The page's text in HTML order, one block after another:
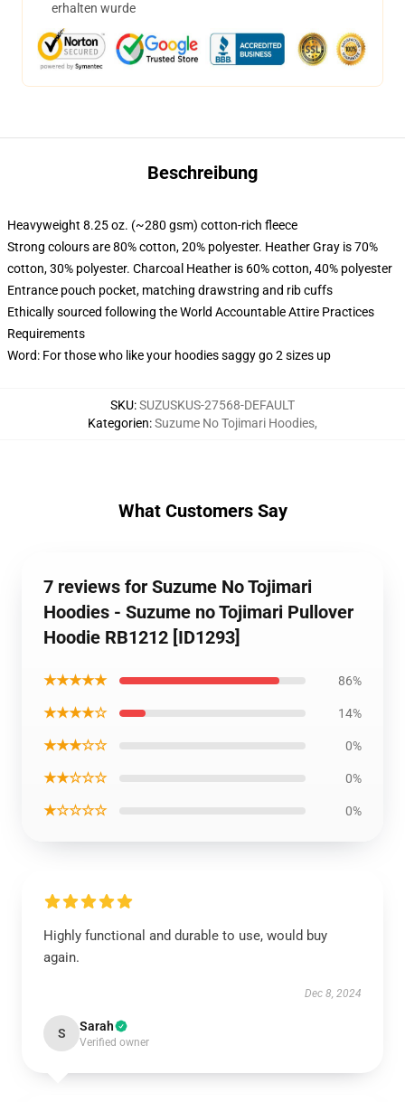
erhalten wurde
Beschreibung
Heavyweight 8.25 oz. (~280 gsm) cotton-rich fleece
Strong colours are 80% cotton, 20% polyester. Heather Gray is 70%
cotton, 30% polyester. Charcoal Heather is 60% cotton, 40% polyester
Entrance pouch pocket, matching drawstring and rib cuffs
Ethically sourced following the World Accountable Attire Practices
Requirements
Word: For those who like your hoodies saggy go 2 sizes up
SKU:SUZUSKUS-27568-DEFAULT
Kategorien:Suzume No Tojimari Hoodies,
What Customers Say
7 reviews for Suzume No Tojimari
Hoodies - Suzume no Tojimari Pullover
Hoodie RB1212 [ID1293]
★★★★★ 86%
★★★★☆ 14%
★★★☆☆ 0%
★★☆☆☆ 0%
★☆☆☆☆ 0%
Highly functional and durable to use, would buy
again.
Dec 8, 2024
S Sarah
Verified owner